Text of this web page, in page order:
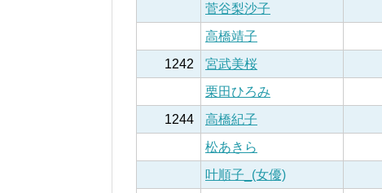
菅谷梨沙子
高橋靖子
1242
宮武美桜
栗田ひろみ
1244
高橋紀子
松あきら
叶順子_(女優)